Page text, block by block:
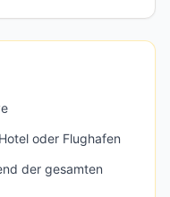
oder Flughafen
der gesamten